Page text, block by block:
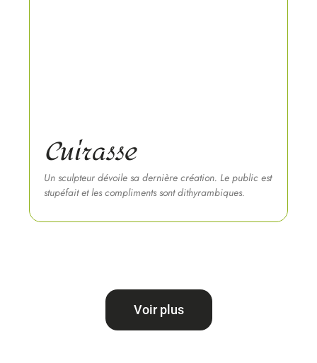
Cuirasse
Un sculpteur dévoile sa dernière création. Le public est
stupéfait et les compliments sont dithyrambiques.
Voir plus